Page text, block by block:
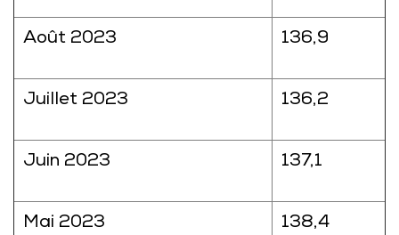
Août 2023 136,9
Juillet 2023 136,2
Juin 2023 137,1
Mai 2023 138,4